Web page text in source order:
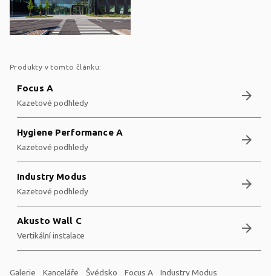
Produkty v tomto článku:
Focus A
Kazetové podhledy arrow_forward
Hygiene Performance A
Kazetové podhledy arrow_forward
Industry Modus
Kazetové podhledy arrow_forward
Akusto Wall C
Vertikální instalace arrow_forward
Galerie Kanceláře Švédsko Focus A Industry Modus